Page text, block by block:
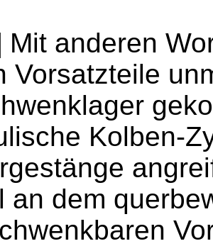
Mit anderen
Vorsatzteile
Kolben-
an dem